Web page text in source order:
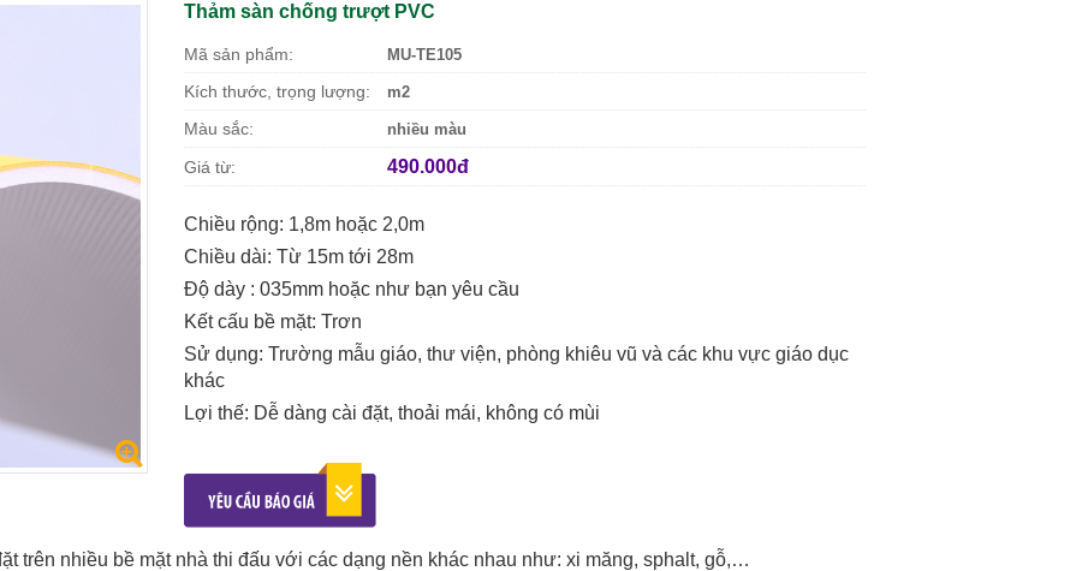
Thảm sàn chống trượt PVC
Mã sản phẩm: MU-TE105
Kích thước, trọng lượng: m2
Màu sắc: nhiều màu
Giá từ: 490.000đ
Chiều rộng: 1,8m hoặc 2,0m
Chiều dài: Từ 15m tới 28m
Độ dày : 035mm hoặc như bạn yêu cầu
Kết cấu bề mặt: Trơn
Sử dụng: Trường mẫu giáo, thư viện, phòng khiêu vũ và các khu vực giáo dục
khác
Lợi thế: Dễ dàng cài đặt, thoải mái, không có mùi
trên nhiều bề mặt nhà thi đấu với các dạng nền khác nhau như: xi măng, sphalt, gỗ,…